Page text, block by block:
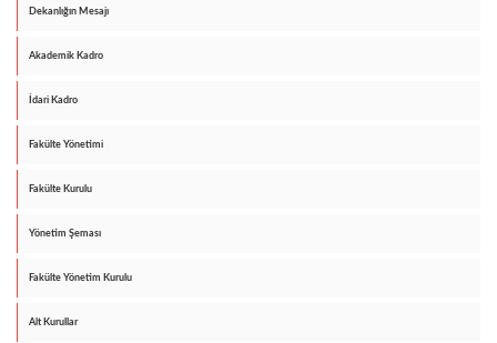
Dekanlığın Mesajı
Akademik Kadro
İdari Kadro
Fakülte Yönetimi
Fakülte Kurulu
Yönetim Şeması
Fakülte Yönetim Kurulu
Alt Kurullar